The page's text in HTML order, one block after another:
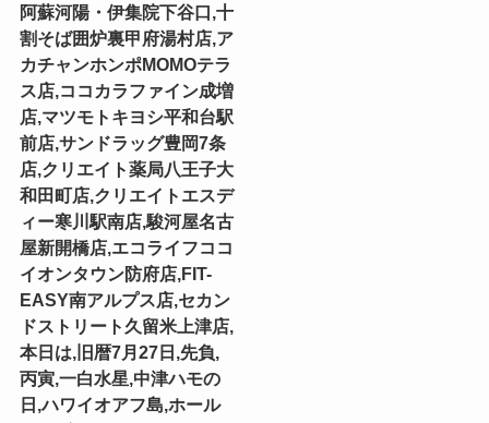
阿蘇河陽・伊集院下谷口,十
割そば囲炉裏甲府湯村店,ア
カチャンホンポMOMOテラ
ス店,ココカラファイン成増
店,マツモトキヨシ平和台駅
前店,サンドラッグ豊岡7条
店,クリエイト薬局八王子大
和田町店,クリエイトエスデ
ィー寒川駅南店,駿河屋名古
屋新開橋店,エコライフココ
イオンタウン防府店,FIT-
EASY南アルプス店,セカン
ドストリート久留米上津店,
本日は,旧暦7月27日,先負,
丙寅,一白水星,中津ハモの
日,ハワイオアフ島,ホール